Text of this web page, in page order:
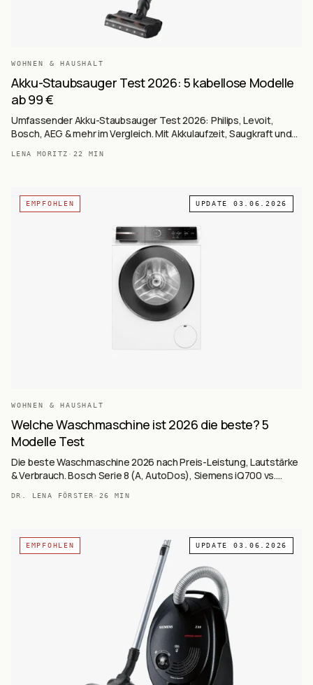
WOHNEN & HAUSHALT
Akku-Staubsauger Test 2026: 5 kabellose Modelle
ab 99 €
Umfassender Akku-Staubsauger Test 2026: Philips, Levoit,
Bosch, AEG & mehr im Vergleich. Mit Akkulaufzeit, Saugkraft und
LENA MORITZ · 22 MIN
EMPFOHLEN UPDATE 03.06.2026
WOHNEN & HAUSHALT
Welche Waschmaschine ist 2026 die beste? 5
Modelle Test
Die beste Waschmaschine 2026 nach Preis-Leistung, Lautstärke
& Verbrauch. Bosch Serie 8 (A, AutoDos), Siemens iQ700 vs.
Budget. Vergleich für Singles, Familien & Allergiker.
DR. LENA FÖRSTER · 26 MIN
EMPFOHLEN UPDATE 03.06.2026